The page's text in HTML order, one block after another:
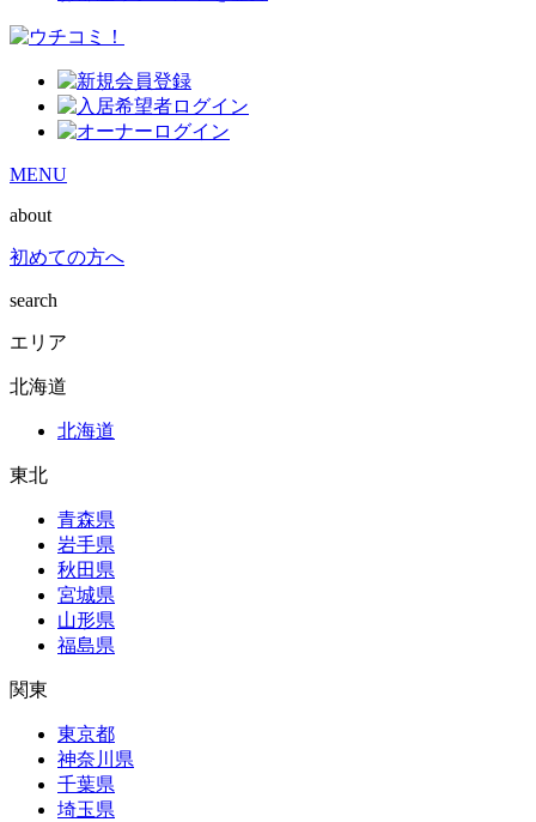
MENU
about
初めての方へ
search
エリア
北海道
北海道
東北
青森県
岩手県
秋田県
宮城県
山形県
福島県
関東
東京都
神奈川県
千葉県
埼玉県